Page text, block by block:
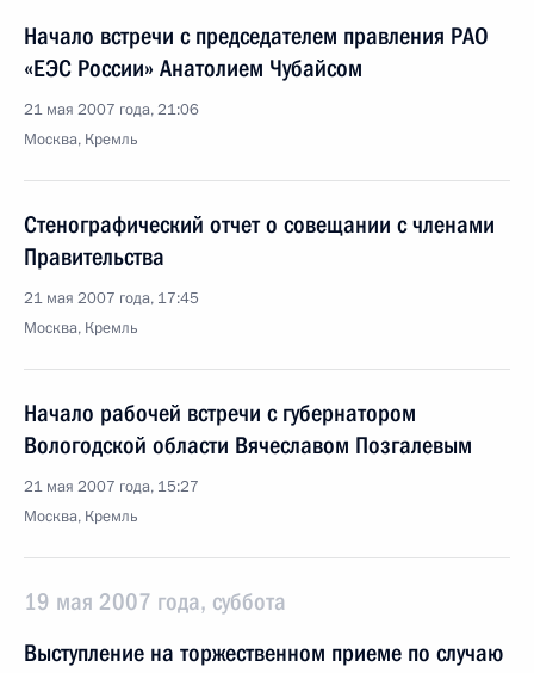
Начало встречи с председателем правления РАО
«ЕЭС России» Анатолием Чубайсом
21 мая 2007 года, 21:06
Москва, Кремль
Стенографический отчет о совещании с членами
Правительства
21 мая 2007 года, 17:45
Москва, Кремль
Начало рабочей встречи с губернатором
Вологодской области Вячеславом Позгалевым
21 мая 2007 года, 15:27
Москва, Кремль
19 мая 2007 года, суббота
Выступление на торжественном приеме по случаю